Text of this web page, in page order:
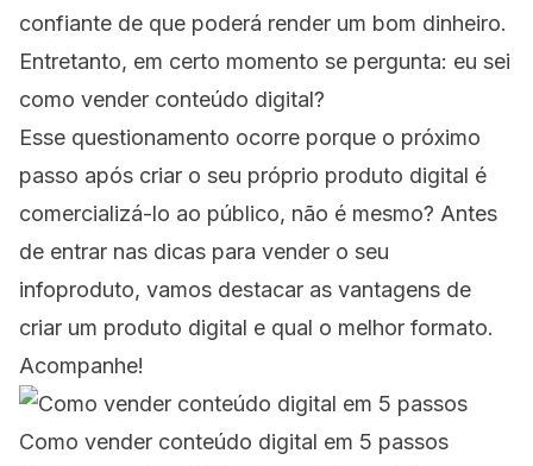
confiante de que poderá render um bom dinheiro.
Entretanto, em certo momento se pergunta: eu sei
como vender conteúdo digital?
Esse questionamento ocorre porque o próximo
passo após criar o seu próprio produto digital é
comercializá-lo ao público, não é mesmo? Antes
de entrar nas dicas para vender o seu
infoproduto, vamos destacar as vantagens de
criar um produto digital e qual o melhor formato.
Acompanhe!
Como vender conteúdo digital em 5 passos